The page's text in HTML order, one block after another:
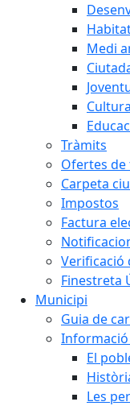
Medi
Cultura
Tràmits
Ofertes
Carpeta
Impostos
Factura
Verificació
Finestreta
Municipi
Guia de
El
Les